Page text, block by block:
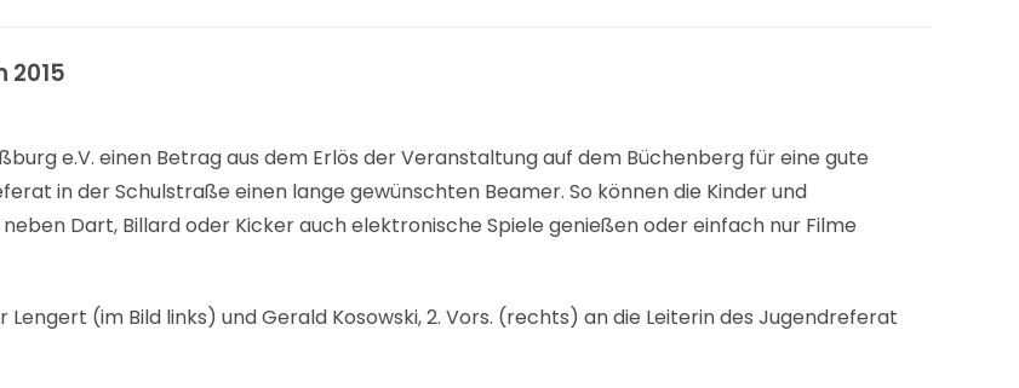
2015
e.V. einen Betrag aus dem Erlös der Veranstaltung auf dem Büchenberg für eine gute
in der Schulstraße einen lange gewünschten Beamer. So können die Kinder und
Dart, Billard oder Kicker auch elektronische Spiele genießen oder einfach nur Filme
Lengert (im Bild links) und Gerald Kosowski, 2. Vors. (rechts) an die Leiterin des Jugendreferat